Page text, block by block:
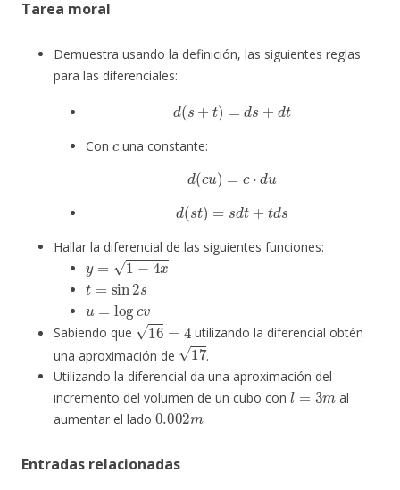
Tarea moral
Demuestra usando la definición, las siguientes reglas
para las diferenciales:
d s +t ds+ d
Con una constante:
d(cu c⋅ u
d(st sdt+ t ds
Hallar la diferencial de las siguientes funciones:
y= 1−4x
t= sin2s
u
logcv
Sabiendo que
16=4
utilizando la diferencial obtén
una aproximación de
17
.
Utilizando la diferencial da una aproximación del
incremento del volumen de un cubo con
l=3 m
al
aumentar el lado
0.002 m
.
Entradas relacionadas